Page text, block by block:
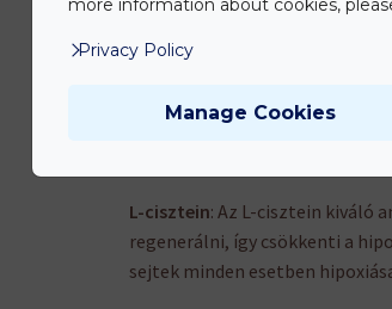
Kolin: Az jó agyi
mennyiségű kolin. Javítja a
felhasználását a sejtek
L-cisztein: Az L-cisztein kiváló
regenerálni, így csökkenti a
sejtek minden esetben
more information about cookies,
Privacy Policy
Manage Cookies